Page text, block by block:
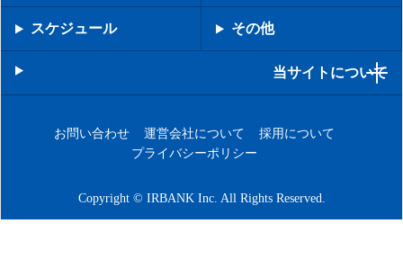
スケジュール その他
当サイトについて
お問い合わせ 運営会社について
採用について
プライバシーポリシー
Copyright © IRBANK Inc. All Rights Reserved.